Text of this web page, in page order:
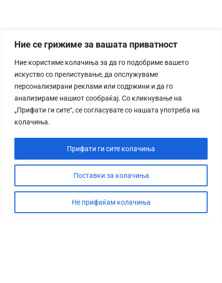
Ние се грижиме за вашата приватност
Ние користиме колачиња за да го подобриме вашето
искуство со прелистување, да опслужуваме
персонализирани реклами или содржини и да го
анализираме нашиот сообраќај. Со кликнување на
„Прифати ги сите“, се согласувате со нашата употреба на
колачиња.
Поставки за колачиња
Не прифаќам колачиња
Прифати ги сите колачиња